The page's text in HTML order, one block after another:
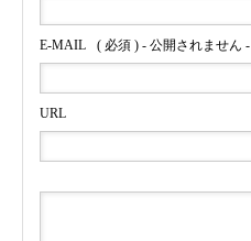
E-MAIL ( 必須 ) - 公開されません -
URL